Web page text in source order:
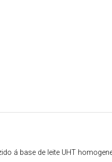
á base de leite UHT